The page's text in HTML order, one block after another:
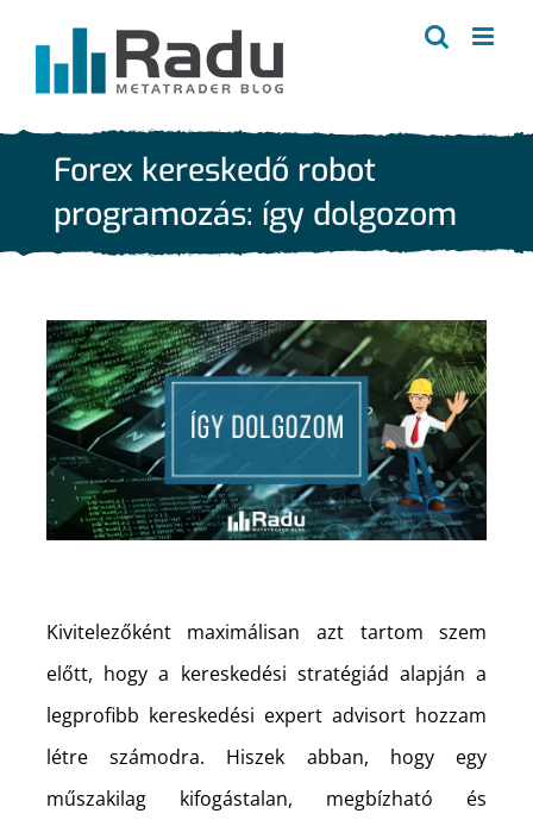
Forex kereskedő robot
programozás: így dolgozom
Kivitelezőként maximálisan azt tartom szem
előtt, hogy a kereskedési stratégiád alapján a
legprofibb kereskedési expert advisort hozzam
létre számodra. Hiszek abban, hogy egy
műszakilag kifogástalan, megbízható és